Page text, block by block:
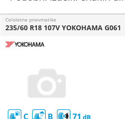
Celoletne pnevmatike
C B 71
235/60 R18 107V YOKOHAMA G061